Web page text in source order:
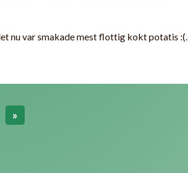
nu var smakade mest flottig kokt potatis :(.
»